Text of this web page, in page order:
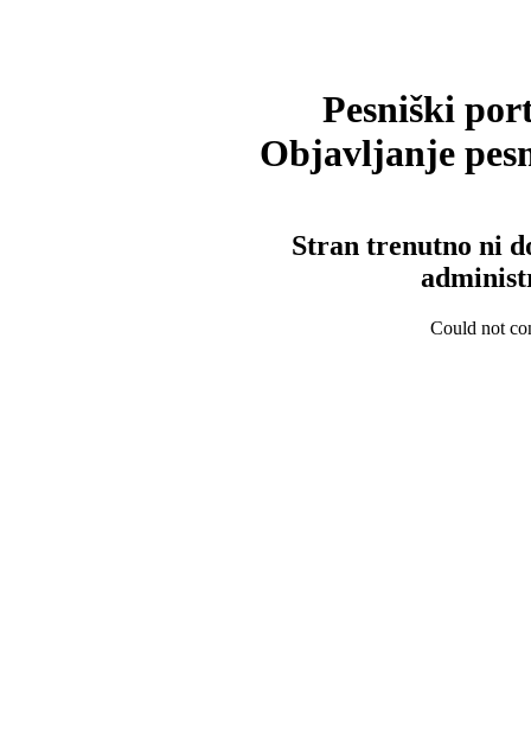
Pesniški
Objavljanje
Stran trenutno ni
Could not